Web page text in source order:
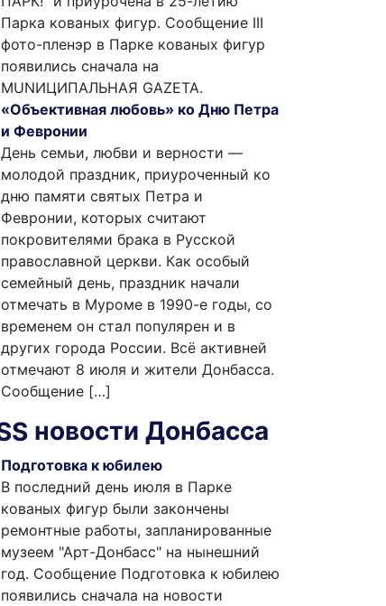
Парка кованых фигур. Сообщение III
фото-пленэр в Парке кованых фигур
появились сначала на
MUNИЦИПАЛЬНАЯ GAZЕТА.
«Объективная любовь» ко Дню Петра
и Февронии
День семьи, любви и верности —
молодой праздник, приуроченный ко
дню памяти святых Петра и
Февронии, которых считают
покровителями брака в Русской
православной церкви. Как особый
семейный день, праздник начали
отмечать в Муроме в 1990-е годы, со
временем он стал популярен и в
других города России. Всё активней
отмечают 8 июля и жители Донбасса.
Сообщение […]
новости Донбасса
Подготовка к юбилею
В последний день июля в Парке
кованых фигур были закончены
ремонтные работы, запланированные
музеем "Арт-Донбасс" на нынешний
год. Сообщение Подготовка к юбилею
появились сначала на новости